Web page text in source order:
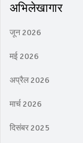
अभिलेखागार
जून 2026
मई 2026
अप्रैल 2026
मार्च 2026
दिसंबर 2025